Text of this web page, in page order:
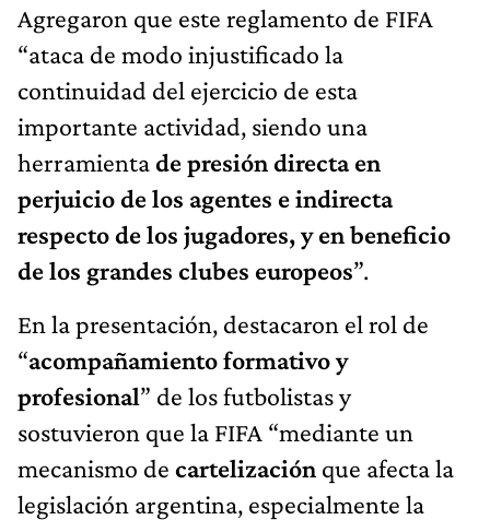
Agregaron que este reglamento de FIFA
“ataca de modo injustificado la
continuidad del ejercicio de esta
importante actividad, siendo una
herramientade presión directa en
perjuicio de los agentes e indirecta
respecto de los jugadores, y en beneficio
de los grandes clubes europeos”.
En la presentación, destacaron el rol de
“acompañamiento formativo y
profesional” de los futbolistas y
sostuvieron que la FIFA “mediante un
mecanismo de cartelización que afecta la
legislación argentina, especialmente la